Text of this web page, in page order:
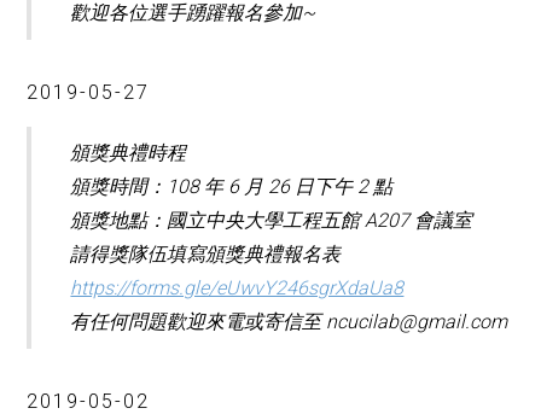
歡迎各位選手踴躍報名參加~
2019-05-27
頒獎典禮時程
頒獎時間：108 年 6 月 26 日下午 2 點
頒獎地點：國立中央大學工程五館 A207 會議室
請得獎隊伍填寫頒獎典禮報名表
https://forms.gle/eUwvY246sgrXdaUa8
有任何問題歡迎來電或寄信至 ncucilab@gmail.com
2019-05-02